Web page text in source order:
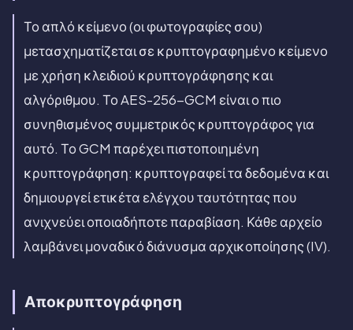
Το απλό κείμενο (οι φωτογραφίες σου)
μετασχηματίζεται σε κρυπτογραφημένο κείμενο
με χρήση κλειδιού κρυπτογράφησης και
αλγόριθμου. Το AES-256-GCM είναι ο πιο
συνηθισμένος συμμετρικός κρυπτογράφος για
αυτό. Το GCM παρέχει πιστοποιημένη
κρυπτογράφηση: κρυπτογραφεί τα δεδομένα και
δημιουργεί ετικέτα ελέγχου ταυτότητας που
ανιχνεύει οποιαδήποτε παραβίαση. Κάθε αρχείο
λαμβάνει μοναδικό διάνυσμα αρχικοποίησης (IV).
Αποκρυπτογράφηση